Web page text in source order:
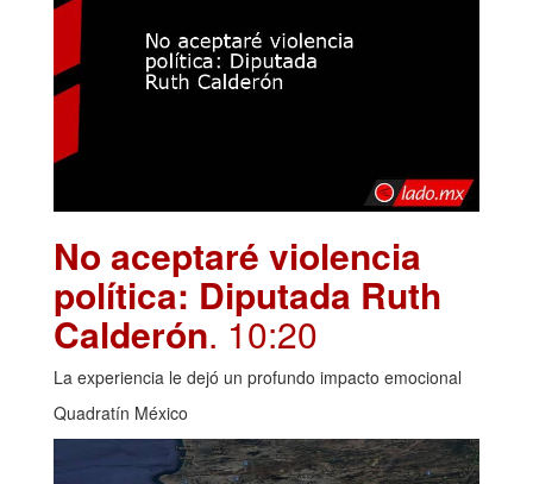
No aceptaré violencia
política: Diputada Ruth
Calderón. 10:20
La experiencia le dejó un profundo impacto emocional
Quadratín México